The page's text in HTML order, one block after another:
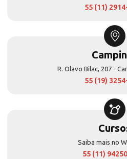
55 (11)
R. Olavo Bilac, 207 -
55 (19)
Saiba mais no
55 (11)